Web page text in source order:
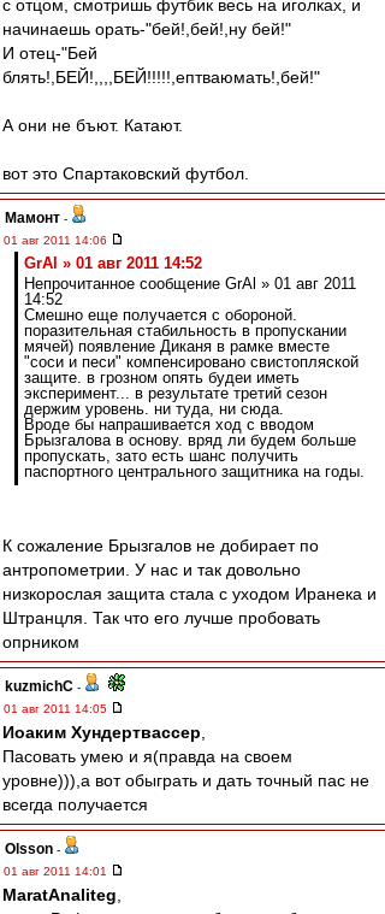
с отцом, смотришь футбик весь на иголках, и
начинаешь орать-"бей!,бей!,ну бей!"
И отец-"Бей
блять!,БЕЙ!,,,,БЕЙ!!!!!,ептваюмать!,бей!"
А они не бъют. Катают.
вот это Спартаковский футбол.
Мамонт -
01 авг 2011 14:06
GrAl » 01 авг 2011 14:52
Непрочитанное сообщение GrAl » 01 авг 2011
14:52
Смешно еще получается с обороной.
поразительная стабильность в пропускании
мячей) появление Диканя в рамке вместе
"соси и песи" компенсировано свистопляской
защите. в грозном опять будеи иметь
эксперимент... в результате третий сезон
держим уровень. ни туда, ни сюда.
Вроде бы напрашивается ход с вводом
Брызгалова в основу. вряд ли будем больше
пропускать, зато есть шанс получить
паспортного центрального защитника на годы.
К сожаление Брызгалов не добирает по
антропометрии. У нас и так довольно
низкорослая защита стала с уходом Иранека и
Штранцля. Так что его лучше пробовать
опрником
kuzmichC -
01 авг 2011 14:05
Иоаким Хундертвассер
Пасовать умею и я(правда на своем
уровне))),а вот обыграть и дать точный пас не
всегда получается
Olsson -
01 авг 2011 14:01
MaratAnaliteg